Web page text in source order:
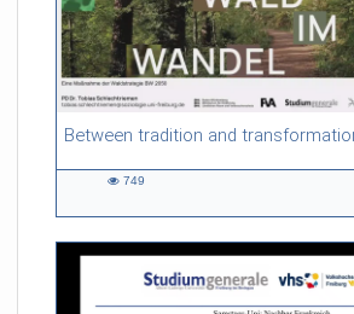
54:13 duration
749